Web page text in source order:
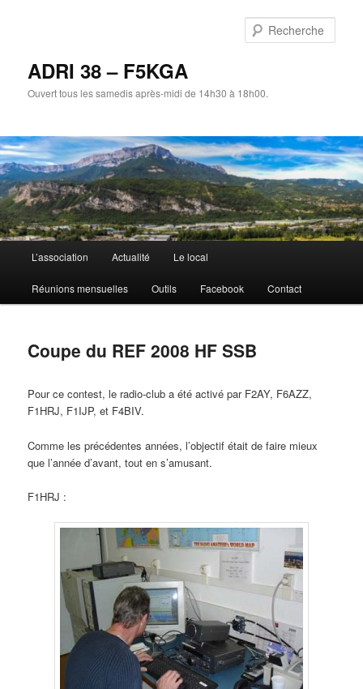
ADRI 38 – F5KGA
Ouvert tous les samedis après-midi de 14h30 à 18h00.
principal
L’association Actualité Le local
Réunions mensuelles Outils Facebook Contact
Coupe du REF 2008 HF SSB
Pour ce contest, le radio-club a été activé par F2AY, F6AZZ,
F1HRJ, F1IJP, et F4BIV.
Comme les précédentes années, l’objectif était de faire mieux
que l’année d’avant, tout en s’amusant.
F1HRJ :